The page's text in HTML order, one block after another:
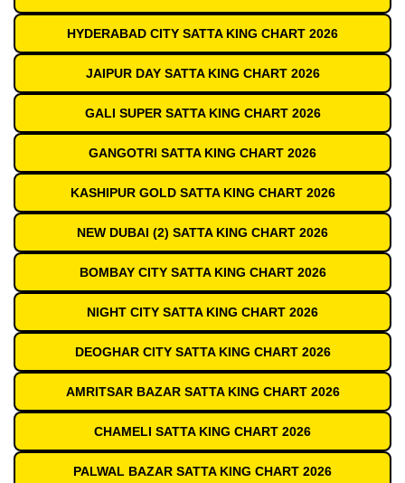
HYDERABAD CITY SATTA KING CHART 2026
JAIPUR DAY SATTA KING CHART 2026
GALI SUPER SATTA KING CHART 2026
GANGOTRI SATTA KING CHART 2026
KASHIPUR GOLD SATTA KING CHART 2026
NEW DUBAI (2) SATTA KING CHART 2026
BOMBAY CITY SATTA KING CHART 2026
NIGHT CITY SATTA KING CHART 2026
DEOGHAR CITY SATTA KING CHART 2026
AMRITSAR BAZAR SATTA KING CHART 2026
CHAMELI SATTA KING CHART 2026
PALWAL BAZAR SATTA KING CHART 2026